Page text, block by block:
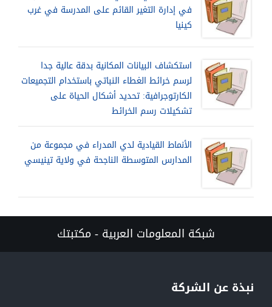
في إدارة التغير القائم على المدرسة في غرب
كينيا
استكشاف البيانات المكانية بدقة عالية جدا
لرسم خرائط الغطاء النباتي باستخدام التجميعات
الكارتوجرافية: تحديد أشكال الحياة على
تشكيلات رسم الخرائط
الأنماط القيادية لدي المدراء في مجموعة من
المدارس المتوسطة الناجحة في ولاية تينيسي
شبكة المعلومات العربية - مكتبتك
نبذة عن الشركة